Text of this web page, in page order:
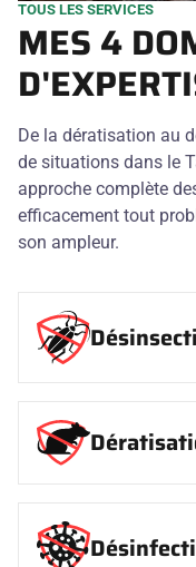
TOUS LES SERVICES
MES 4
De la dératisation au
de situations dans le
approche complète
efficacement tout
son ampleur.